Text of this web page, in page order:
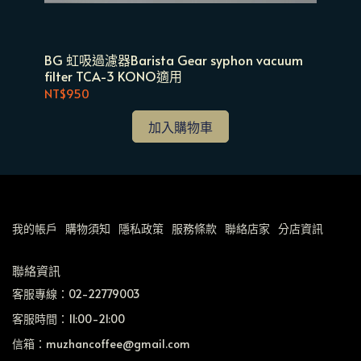
BG 虹吸過濾器Barista Gear syphon vacuum
filter TCA-3 KONO適用
NT$950
加入購物車
我的帳戶 購物須知 隱私政策 服務條款 聯絡店家 分店資訊
聯絡資訊
客服專線：02-22779003
客服時間：11:00-21:00
信箱：muzhancoffee@gmail.com